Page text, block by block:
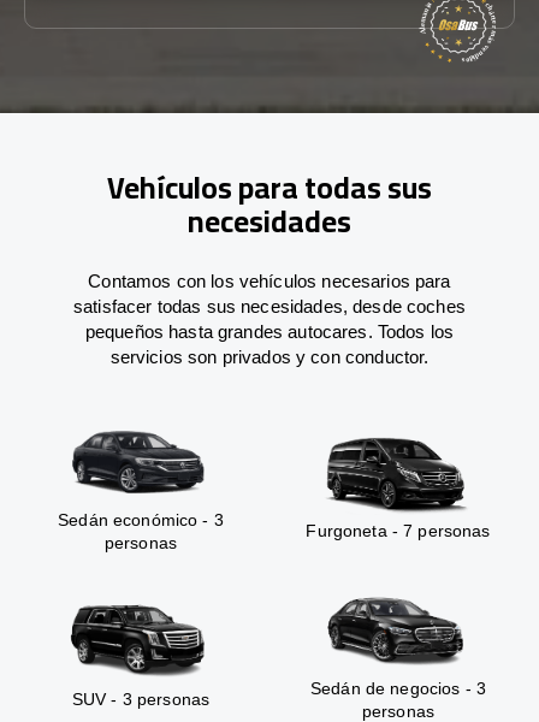
Vehículos para todas sus
necesidades
Contamos con los vehículos necesarios para
satisfacer todas sus necesidades, desde coches
pequeños hasta grandes autocares. Todos los
servicios son privados y con conductor.
Sedán económico - 3
personas
Furgoneta - 7 personas
SUV - 3 personas
Sedán de negocios - 3
personas